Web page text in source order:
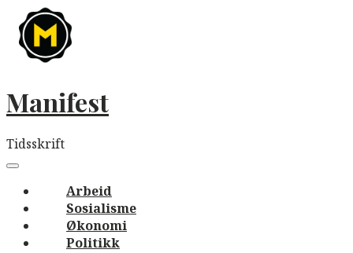
Skip
content
Manifest
Tidsskrift
navigation
Menu
Arbeid
Sosialisme
Økonomi
Politikk